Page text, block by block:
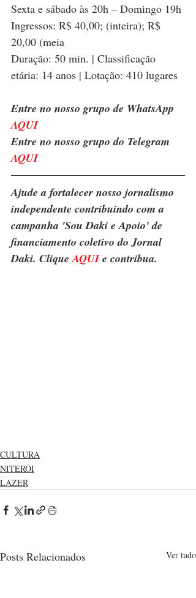
Sexta e sábado às 20h – Domingo 19h
Ingressos: R$ 40,00; (inteira); R$
20,00 (meia
Duração: 50 min. | Classificação
etária: 14 anos | Lotação: 410 lugares
Entre no nosso grupo de WhatsApp
AQUI
Entre no nosso grupo do Telegram
AQUI
Ajude a fortalecer nosso jornalismo
independente contribuindo com a
campanha 'Sou Daki e Apoio' de
financiamento coletivo do Jornal
Daki. Clique AQUI e contribua.
CULTURA
NITERÓI
LAZER
Posts Relacionados Ver tudo